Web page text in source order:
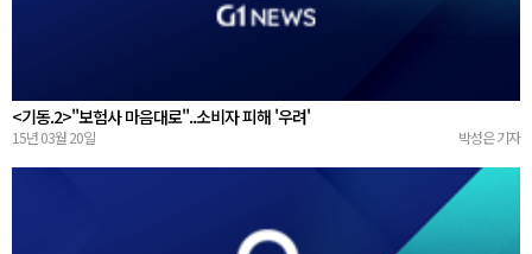
<기동.2>"보험사 마음대로"..소비자 피해 '우려'
15년 03월 20일 박성은 기자